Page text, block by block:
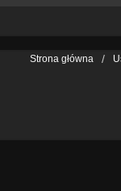
Strona główna